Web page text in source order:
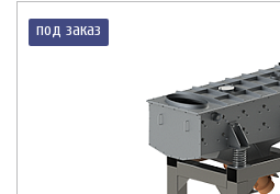
под заказ